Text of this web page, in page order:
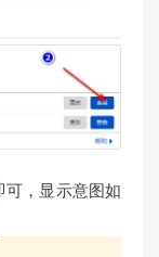
可，显示意图如